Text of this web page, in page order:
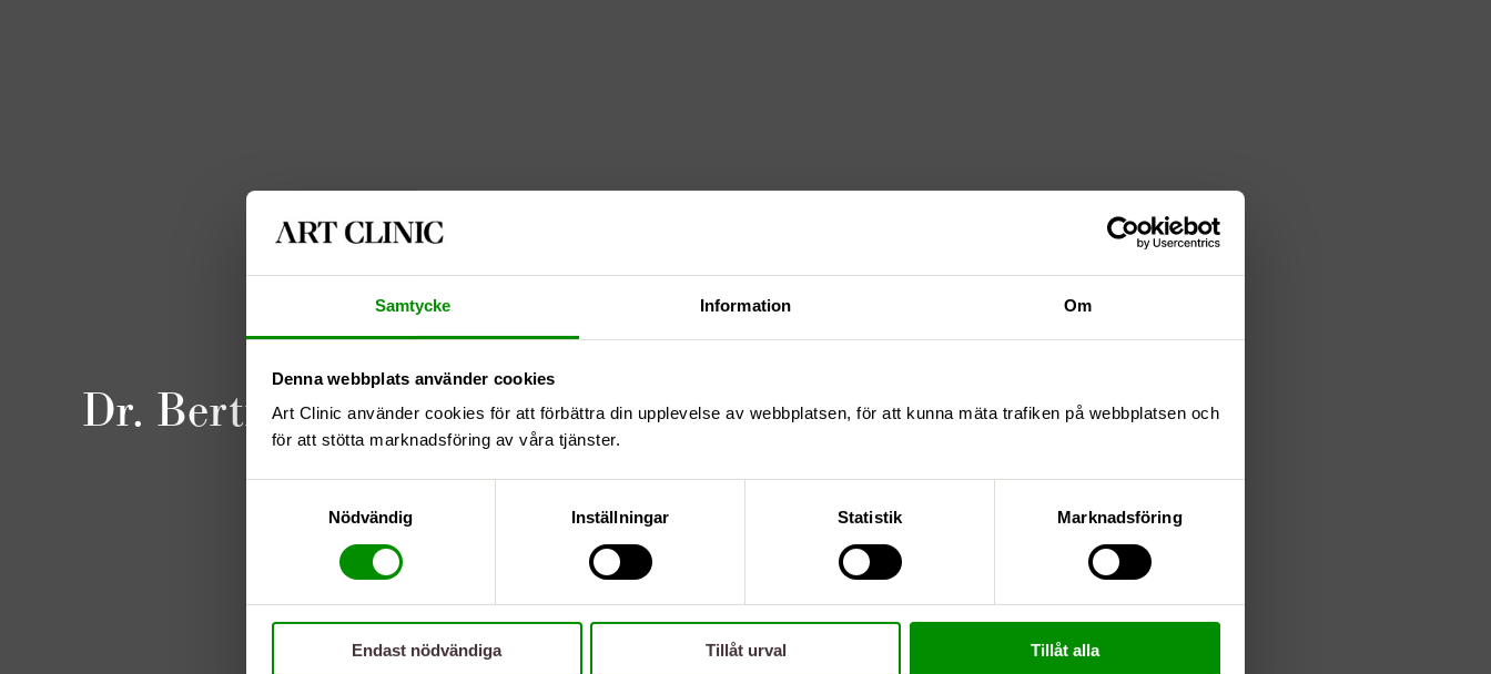
Samtycke Information Om
Denna webbplats använder cookies
Art Clinic använder cookies för att förbättra din upplevelse av webbplatsen, för att kunna mäta trafiken på webbplatsen och
för att stötta marknadsföring av våra tjänster.
Nödvändig
Inställningar Statistik Marknadsföring
Endast nödvändiga Tillåt urval Tillåt alla
Dr. Bertil Andersson